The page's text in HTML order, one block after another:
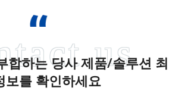
합하는 당사 제품/솔루션 최
보를 확인하세요